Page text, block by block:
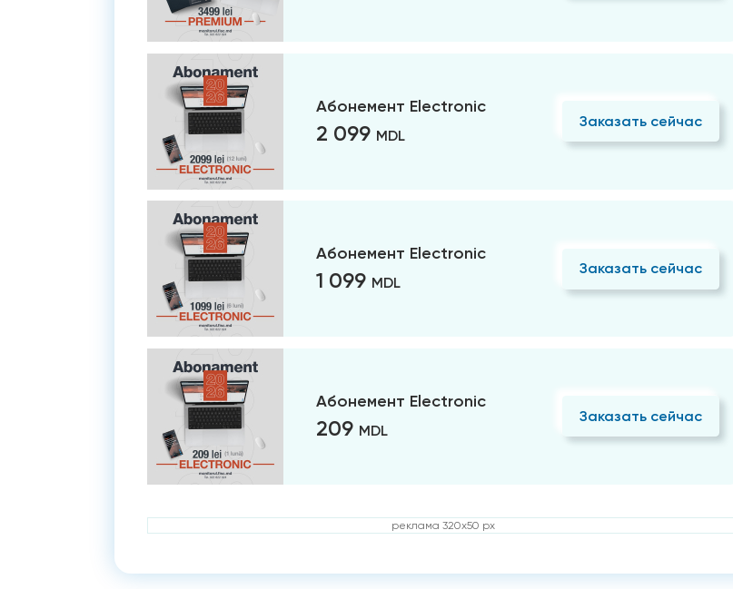
Абонемент Electronic
2 099 MDL
Заказать сейчас
Абонемент Electronic
1 099 MDL
Заказать сейчас
Абонемент Electronic
209 MDL
Заказать сейчас
реклама 320x50 px